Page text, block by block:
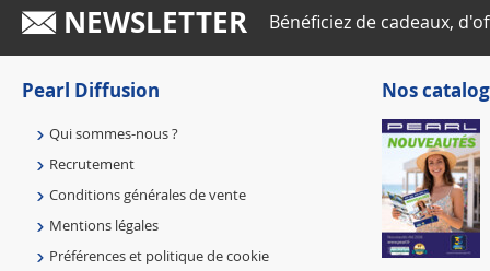
NEWSLETTER Bénéficiez de cadeaux,
Pearl Diffusion
Qui sommes-nous ?
Recrutement
Conditions générales de vente
Mentions légales
Préférences et politique de cookie
Nos